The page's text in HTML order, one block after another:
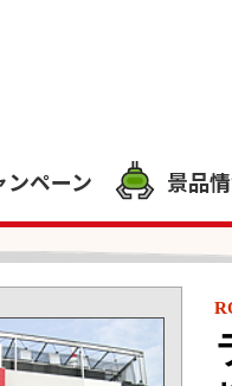
ンペーン 景品